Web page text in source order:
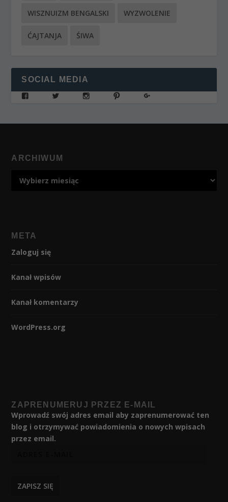
WISZNUIZM BENGALSKI WYZWOLENIE
ĆAJTANJA ŚIWA
SOCIAL MEDIA
ARCHIWUM
META
Zaloguj się
Kanał wpisów
Kanał komentarzy
WordPress.org
ZAPRENUMERUJ PRZEZ E-MAIL
Wprowadź swój adres email aby zaprenumerować ten
blog i otrzymywać powiadomienia o nowych wpisach
przez email.
ZAPISZ SIĘ